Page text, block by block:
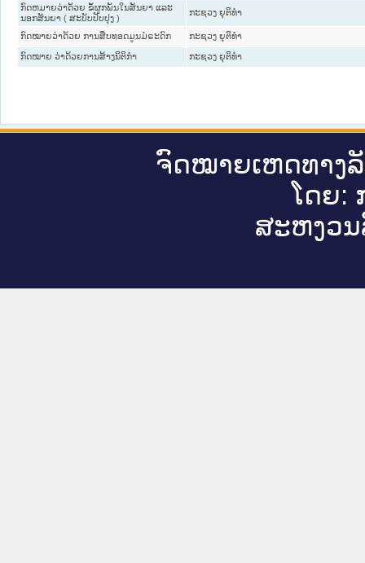
ກົດຫມາຍວ່າດ້ວຍ ຂໍ້ຜູກພັນໃນສັນຍາ ແລະ
ນອກສັນຍາ ( ສະບັບປັບປຸງ )
ກະຊວງ ຍຸຕິທໍາ
ກົດໝາຍວ່າດ້ວຍ ການສືບທອດມູນມໍຣະດົກ ກະຊວງ ຍຸຕິທໍາ
ກົດໝາຍ ວ່າດ້ວຍການສ້າງນິຕິກໍາ ກະຊວງ ຍຸຕິທໍາ
ຈົດ​ໝາຍ​ເຫດ​ທາງ​
ໂດຍ:
ສະ​ຫງວນ​